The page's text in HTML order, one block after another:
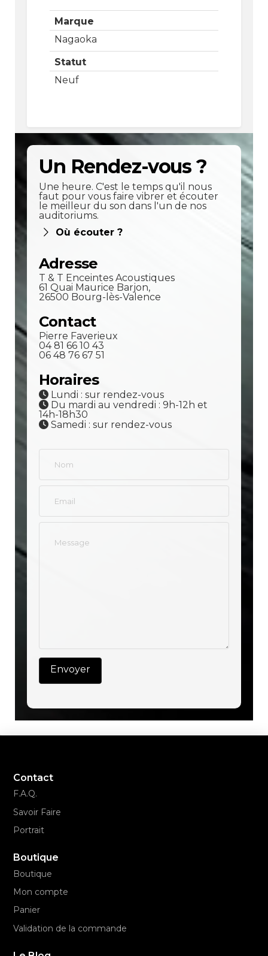
Marque
Nagaoka
Statut
Neuf
Un Rendez-vous ?
Une heure. C'est le temps qu'il nous
faut pour vous faire vibrer et écouter
le meilleur du son dans l'un de nos
auditoriums.
Où écouter ?
Adresse
T & T Enceintes Acoustiques
61 Quai Maurice Barjon,
26500 Bourg-lès-Valence
Contact
Pierre Faverieux
04 81 66 10 43
06 48 76 67 51
Horaires
Lundi : sur rendez-vous
Du mardi au vendredi : 9h-12h et
14h-18h30
Samedi : sur rendez-vous
Contact
F.A.Q.
Savoir Faire
Portrait
Boutique
Boutique
Mon compte
Panier
Validation de la commande